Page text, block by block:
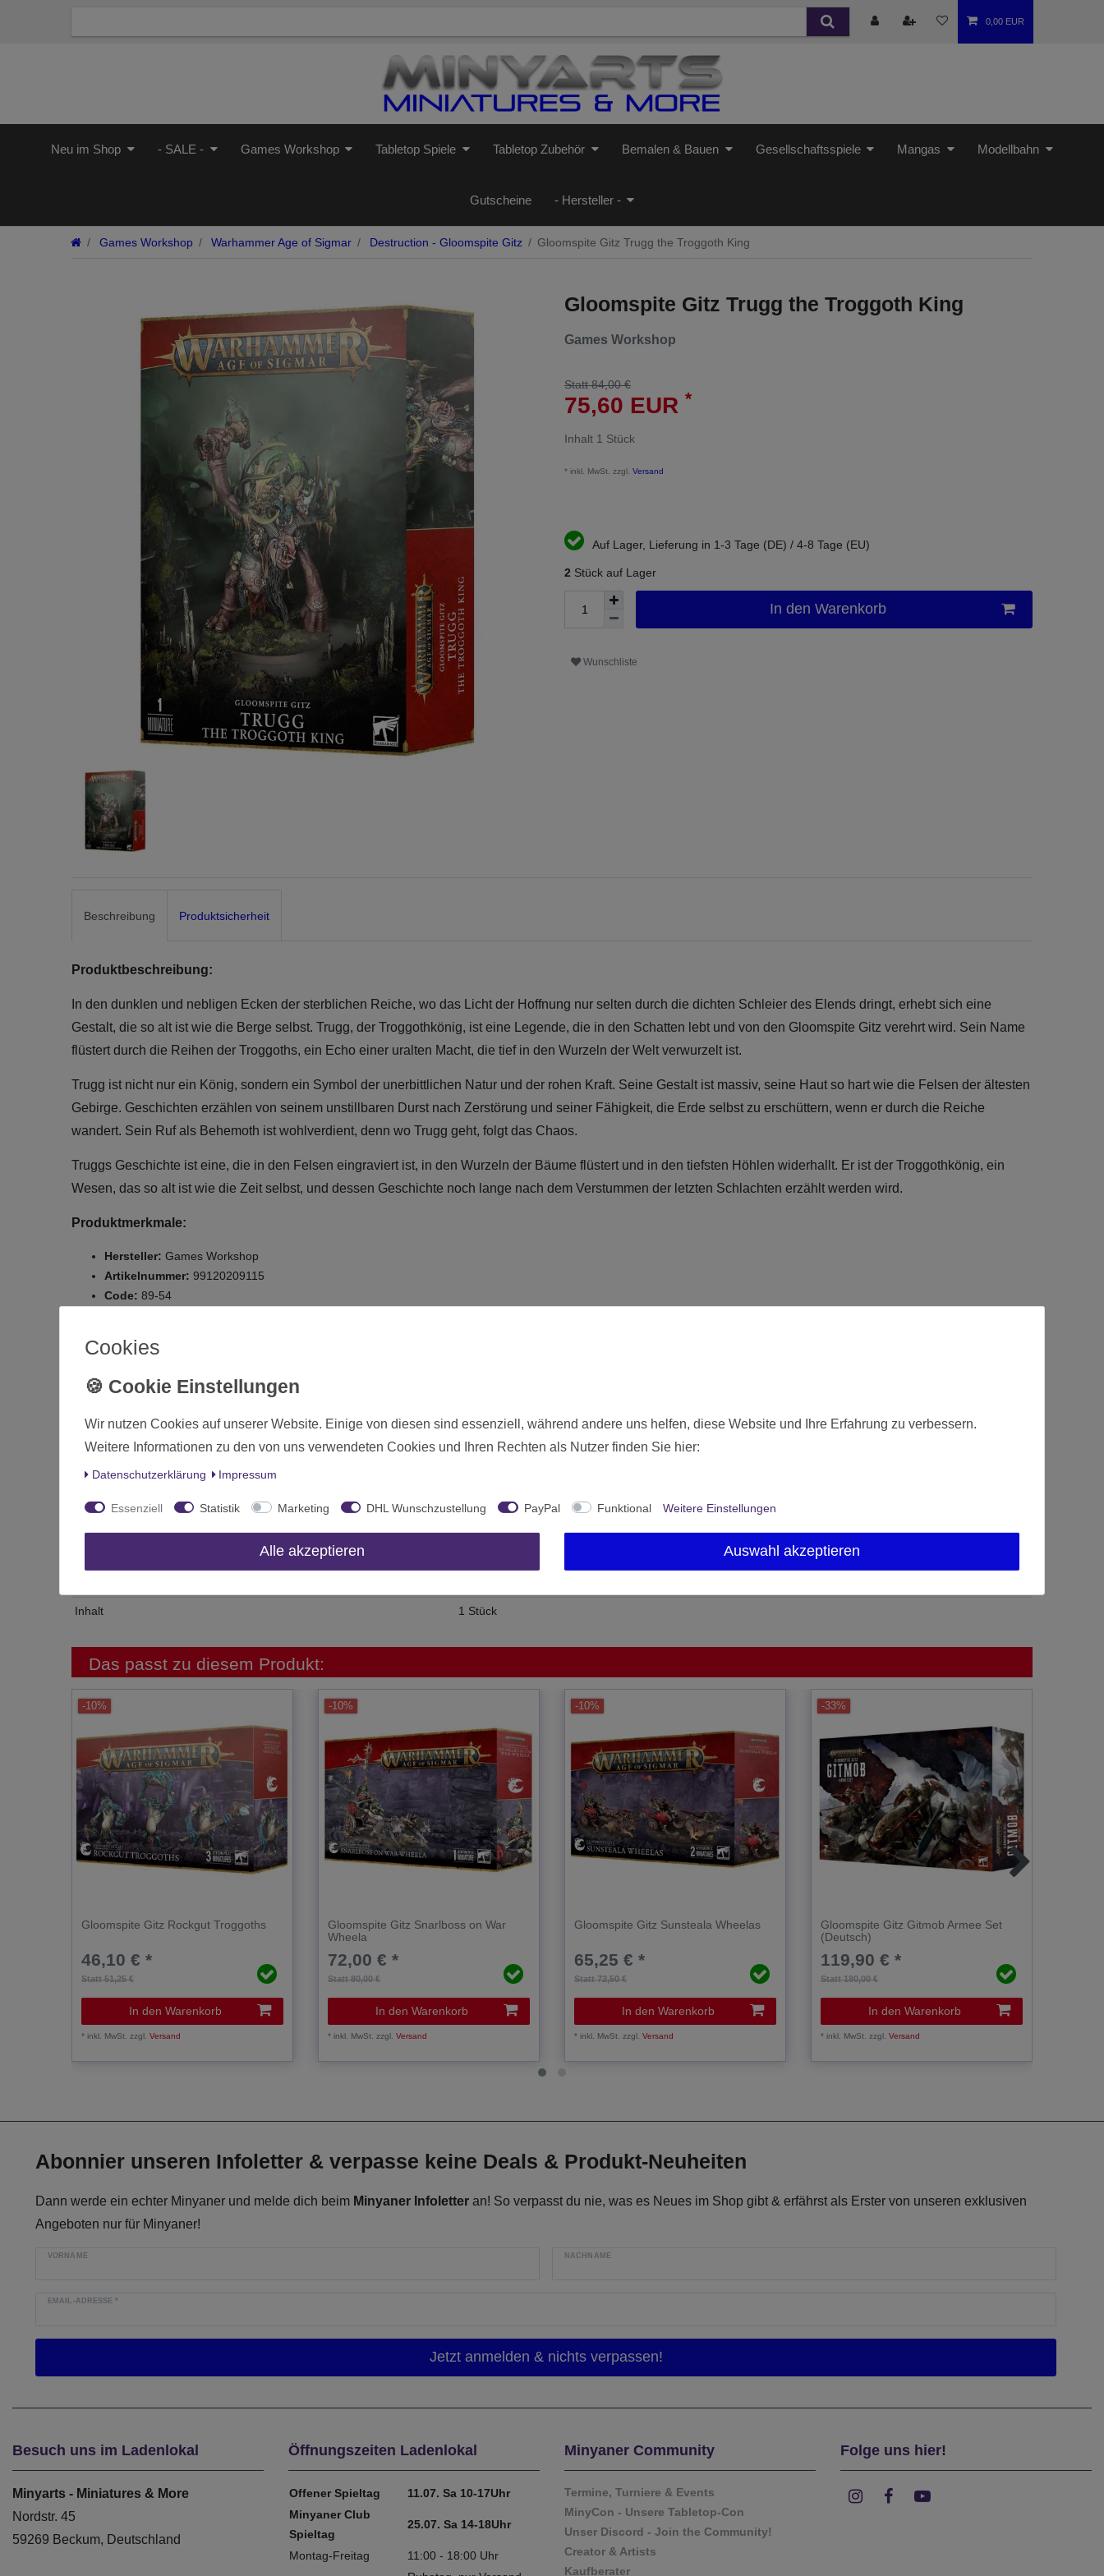
0,00 EUR
Neu im Shop - SALE - Games Workshop Tabletop Spiele Tabletop Zubehör Bemalen & Bauen Gesellschaftsspiele Mangas Modellbahn
Gutscheine - Hersteller -
Games Workshop Warhammer Age of Sigmar Destruction - Gloomspite Gitz Gloomspite Gitz Trugg the Troggoth King
Gloomspite Gitz Trugg the Troggoth King
Games Workshop
Statt 84,00 €
75,60 EUR *
Inhalt 1 Stück
* inkl. MwSt. zzgl. Versand
Auf Lager, Lieferung in 1-3 Tage (DE) / 4-8 Tage (EU)
2 Stück auf Lager
In den Warenkorb
Wunschliste
Beschreibung Produktsicherheit
Produktbeschreibung:
In den dunklen und nebligen Ecken der sterblichen Reiche, wo das Licht der Hoffnung nur selten durch die dichten Schleier des Elends dringt, erhebt sich eine
Gestalt, die so alt ist wie die Berge selbst. Trugg, der Troggothkönig, ist eine Legende, die in den Schatten lebt und von den Gloomspite Gitz verehrt wird. Sein Name
flüstert durch die Reihen der Troggoths, ein Echo einer uralten Macht, die tief in den Wurzeln der Welt verwurzelt ist.
Trugg ist nicht nur ein König, sondern ein Symbol der unerbittlichen Natur und der rohen Kraft. Seine Gestalt ist massiv, seine Haut so hart wie die Felsen der ältesten
Gebirge. Geschichten erzählen von seinem unstillbaren Durst nach Zerstörung und seiner Fähigkeit, die Erde selbst zu erschüttern, wenn er durch die Reiche
wandert. Sein Ruf als Behemoth ist wohlverdient, denn wo Trugg geht, folgt das Chaos.
Truggs Geschichte ist eine, die in den Felsen eingraviert ist, in den Wurzeln der Bäume flüstert und in den tiefsten Höhlen widerhallt. Er ist der Troggothkönig, ein
Wesen, das so alt ist wie die Zeit selbst, und dessen Geschichte noch lange nach dem Verstummen der letzten Schlachten erzählt werden wird.
Produktmerkmale:
Hersteller: Games Workshop
Artikelnummer: 99120209115
Code: 89-54
Gloomspite Gitz Trugg the Troggoth King (1 Miniatur)
Die hier angebotenen Modelle werden zerlegt und unbemalt ausgeliefert.
Zustand
Art.-ID 20661
Altersfreigabe Ohne Altersbeschränkung
Inhalt 1 Stück
Das passt zu diesem Produkt:
-10%
Gloomspite Gitz Rockgut Troggoths
Statt 51,25 €
46,10 € *
In den Warenkorb
*inkl. MwSt. zzgl.Versand
-10%
Gloomspite Gitz Snarlboss on War
Wheela
Statt 80,00 €
72,00 € *
In den Warenkorb
*inkl. MwSt. zzgl.Versand
-10%
Gloomspite Gitz Sunsteala Wheelas
Statt 72,50 €
65,25 € *
In den Warenkorb
*inkl. MwSt. zzgl.Versand
-33%
Gloomspite Gitz Gitmob Armee Set
(Deutsch)
Statt 180,00 €
119,90 € *
In den Warenkorb
*inkl. MwSt. zzgl.Versand
Abonnier unseren Infoletter & verpasse keine Deals & Produkt-Neuheiten
Dann werde ein echter Minyaner und melde dich beim Minyaner Infoletter an! So verpasst du nie, was es Neues im Shop gibt & erfährst als Erster von unseren exklusiven
Angeboten nur für Minyaner!
VORNAME NACHNAME
EMAIL-ADRESSE*
Besuch uns im Ladenlokal
Minyarts - Miniatures & More
Nordstr. 45
59269 Beckum, Deutschland
Öffnungszeiten Ladenlokal
Offener Spieltag
11.07. Sa 10-17Uhr
Minyaner Club
Spieltag
25.07. Sa 14-18Uhr
Montag-Freitag
11:00 - 18:00 Uhr
Minyaner Community
Termine, Turniere & Events
MinyCon - Unsere Tabletop-Con
Unser Discord - Join the Community!
Creator & Artists
Kaufberater
Folge uns hier!
Cookies
Wir nutzen Cookies auf unserer Website. Einige von diesen sind essenziell, während andere uns helfen, diese Website und Ihre Erfahrung zu verbessern.
Weitere Informationen zu den von uns verwendeten Cookies und Ihren Rechten als Nutzer finden Sie hier:
Daten­schutz­erklärung Impressum
Essenziell Statistik Marketing DHL Wunschzustellung PayPal Funktional Weitere Einstellungen
Alle akzeptieren Auswahl akzeptieren